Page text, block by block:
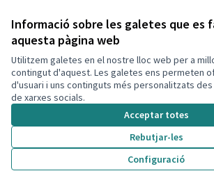
Informació sobre les galetes que es
aquesta pàgina web
Utilitzem galetes en el nostre lloc web per a
contingut d'aquest. Les galetes ens permeten
d'usuari i uns continguts més personalitzats
de xarxes socials.
Acceptar totes
Rebutjar-les
Configuració
Termes i condicions d'ús
Configuració de les galetes
Decidim Calafell a X
(Enllaç extern)
Decidim Calafell a Facebook
Decidim Calafell a YouTube
Decidim Calafell a GitHub
(Enllaç extern)
Web creada ambprogramari lliure .